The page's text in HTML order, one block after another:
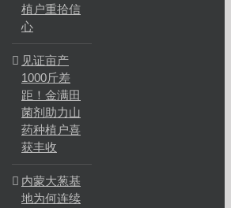
植户重拾信
心
见证亩产
1000斤差
距！金满田
菌剂助力山
药种植户喜
获丰收
内蒙大葱基
地为何连续